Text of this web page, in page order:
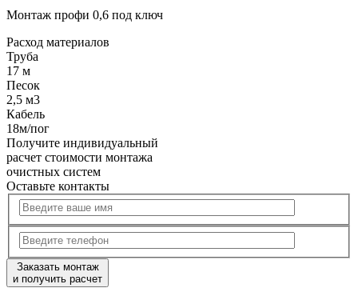
Монтаж профи 0,6 под ключ
Расход материалов
Труба
17 м
Песок
2,5 м3
Кабель
18м/пог
Получите индивидуальный
расчет стоимости монтажа
очистных систем
Оставьте контакты
Заказать монтаж
и получить расчет